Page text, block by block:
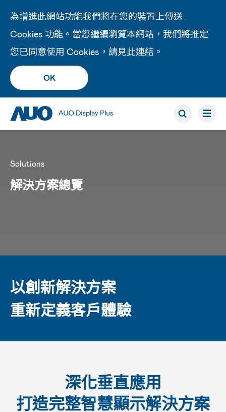
為增進此網站功能我們將在您的裝置上傳送
Cookies 功能。當您繼續瀏覽本網站，我們將推定
您已同意使用 Cookies，請見此連結 。
OK
Solutions
解決方案總覽
以創新解決方案
重新定義客戶體驗
深化垂直應用
打造完整智慧顯示解決方案